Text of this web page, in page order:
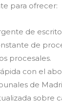
para ofrecer:
de
de
procesales.
con el
de
sobre